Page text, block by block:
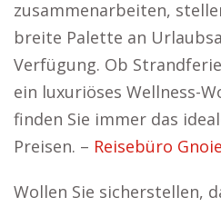
zusammenarbeiten,
breite Palette an
Verfügung. Ob
ein luxuriöses Wellness-
finden Sie immer das
Preisen. – Reisebüro
Wollen Sie sicherstellen,